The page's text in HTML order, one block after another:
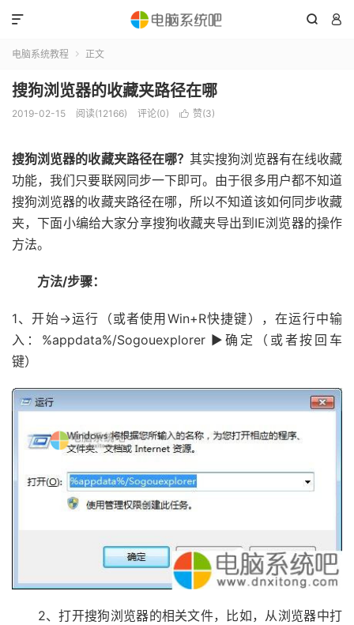
 

电脑系统教程  正文
搜狗浏览器的收藏夹路径在哪
2019-02-15 阅读(12166) 评论(0)  赞(3)
搜狗浏览器的收藏夹路径在哪？其实搜狗浏览器有在线收藏
功能，我们只要联网同步一下即可。由于很多用户都不知道
搜狗浏览器的收藏夹路径在哪，所以不知道该如何同步收藏
夹，下面小编给大家分享搜狗收藏夹导出到IE浏览器的操作
方法。
方法/步骤：
1、开始→运行（或者使用Win+R快捷键），在运行中输
入：%appdata%/Sogouexplorer ▶确定（或者按回车
键）
2、打开搜狗浏览器的相关文件，比如，从浏览器中打